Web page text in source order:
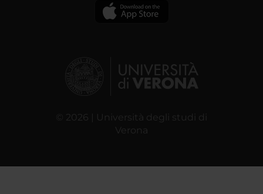
© 2026 | Università degli studi di
Verona